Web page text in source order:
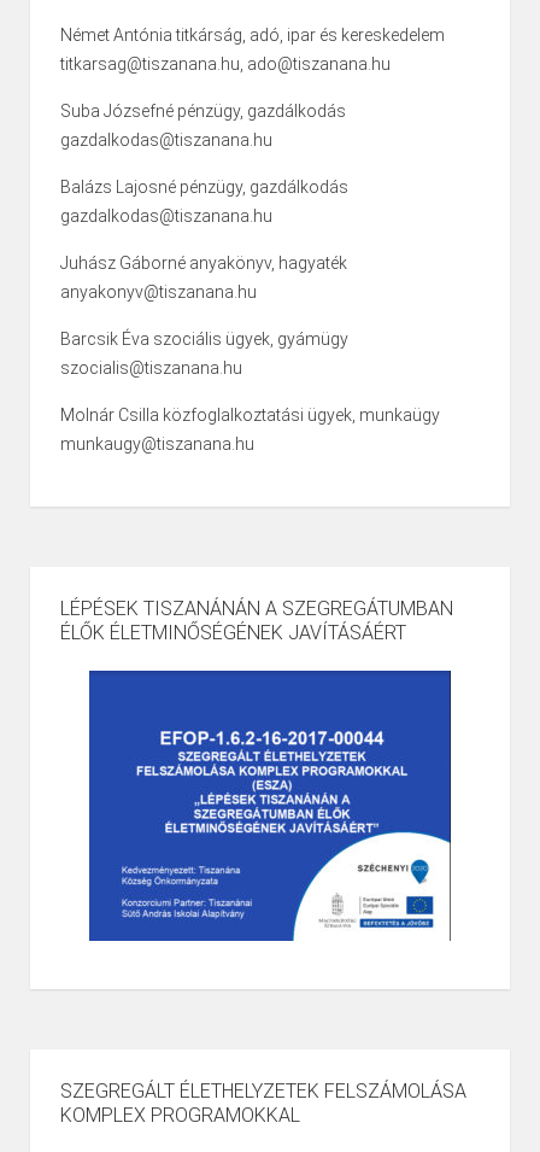
Német Antónia titkárság, adó, ipar és kereskedelem
titkarsag@tiszanana.hu, ado@tiszanana.hu
Suba Józsefné pénzügy, gazdálkodás
gazdalkodas@tiszanana.hu
Balázs Lajosné pénzügy, gazdálkodás
gazdalkodas@tiszanana.hu
Juhász Gáborné anyakönyv, hagyaték
anyakonyv@tiszanana.hu
Barcsik Éva szociális ügyek, gyámügy
szocialis@tiszanana.hu
Molnár Csilla közfoglalkoztatási ügyek, munkaügy
munkaugy@tiszanana.hu
LÉPÉSEK TISZANÁNÁN A SZEGREGÁTUMBAN
ÉLŐK ÉLETMINŐSÉGÉNEK JAVÍTÁSÁÉRT
SZEGREGÁLT ÉLETHELYZETEK FELSZÁMOLÁSA
KOMPLEX PROGRAMOKKAL